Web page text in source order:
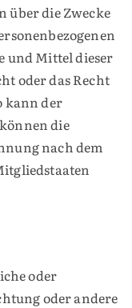
über die Zwecke
und Mittel dieser
oder das Recht
kann der
die
nach dem
oder
oder andere